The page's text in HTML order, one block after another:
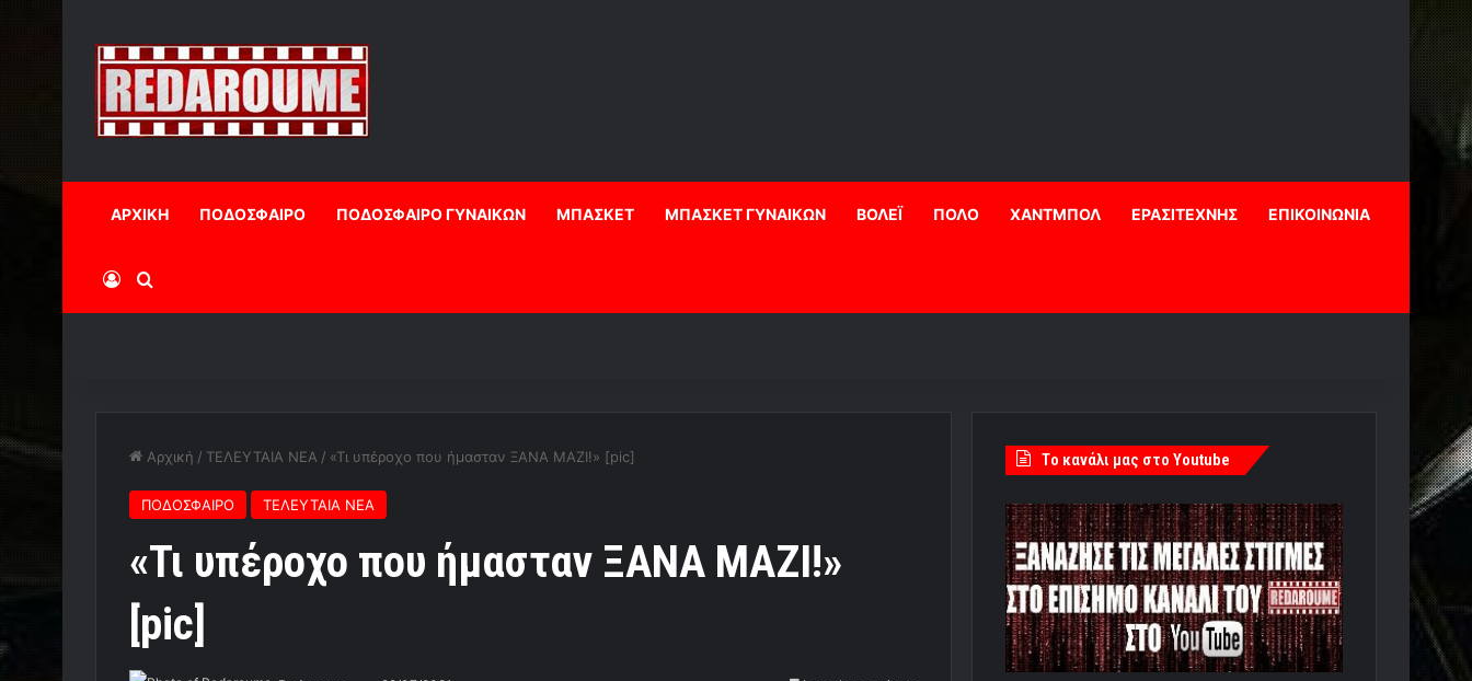
ΑΡΧΙΚΗ ΠΟΔΟΣΦΑΙΡΟ ΠΟΔΟΣΦΑΙΡΟ ΓΥΝΑΙΚΩΝ ΜΠΑΣΚΕΤ ΜΠΑΣΚΕΤ ΓΥΝΑΙΚΩΝ ΒΟΛΕΪ ΠΟΛΟ ΧΑΝΤΜΠΟΛ ΕΡΑΣΙΤΕΧΝΗΣ ΕΠΙΚΟΙΝΩΝΙΑ
Log InΑναζήτηση
Αρχική / ΤΕΛΕΥΤΑΙΑ ΝΕΑ / «Τι υπέροχο που ήμασταν ΞΑΝΑ ΜΑΖΙ!» [pic]
ΠΟΔΟΣΦΑΙΡΟ ΤΕΛΕΥΤΑΙΑ ΝΕΑ
«Τι υπέροχο που ήμασταν ΞΑΝΑ ΜΑΖΙ!»
[pic]
Tο κανάλι μας στο Youtube